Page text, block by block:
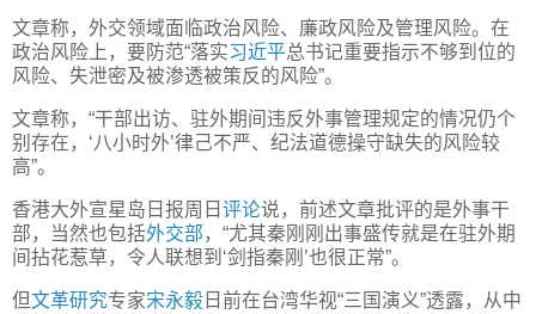
文章称，外交领域面临政治风险、廉政风险及管理风险。在
政治风险上，要防范“落实习近平总书记重要指示不够到位的
风险、失泄密及被渗透被策反的风险”。
文章称，“干部出访、驻外期间违反外事管理规定的情况仍个
别存在，‘八小时外’律己不严、纪法道德操守缺失的风险较
高”。
香港大外宣星岛日报周日 评论说，前述文章批评的是外事干
部，当然也包括外交部，“尤其秦刚刚出事盛传就是在驻外期
间拈花惹草，令人联想到‘剑指秦刚’也很正常”。
但文革研究专家宋永毅 日前在台湾华视“三国演义”透露，从中